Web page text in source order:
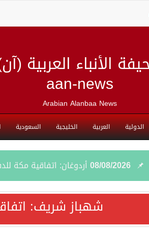
الأنباء العربية
aan-news
Arabian Alanbaa News
الدولية العربية الخليجية السعودية
08/08/2026 أردوغان: اتفاقية مكة
08/08/2026سمو وزير الخارجية :
شهباز شريف: